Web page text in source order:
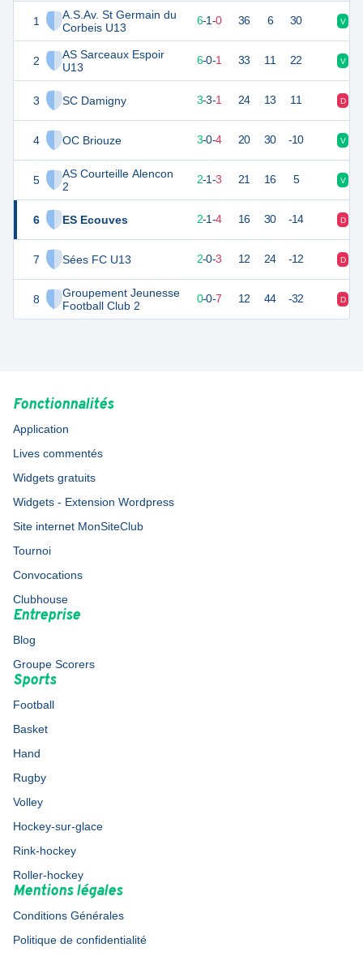
1
A.S.Av. St Germain du
Corbeis U13
2
AS Sarceaux Espoir
U13
3 SC Damigny
4 OC Briouze
5
AS Courteille Alencon
2
6 ES Ecouves
7 Sées FC U13
8
Groupement Jeunesse
Football Club 2
19 7 6-1-0 36 6 30 V
18 6-0-1 33 11 22 V
3-3-1 24 13 11 D
3-0-4 20 30 -10 V
7 6 2-1-3 21 16 5 V
2-1-4 16 30 -14 D
2-0-3 12 24 -12 D
0 7 0-0-7 12 44 -32 D
Fonctionnalités
Application
Lives commentés
Widgets gratuits
Widgets - Extension Wordpress
Site internet MonSiteClub
Tournoi
Convocations
Clubhouse
Entreprise
Blog
Groupe Scorers
Sports
Football
Basket
Hand
Rugby
Volley
Hockey-sur-glace
Rink-hockey
Roller-hockey
Mentions légales
Conditions Générales
Politique de confidentialité